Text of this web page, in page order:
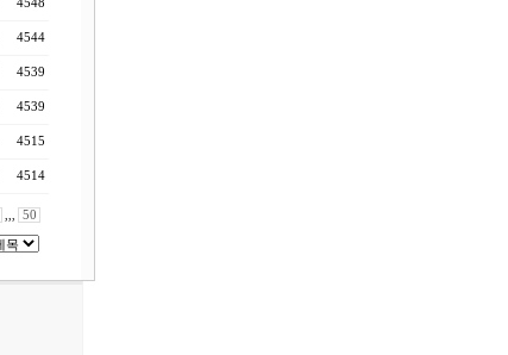
4548
4544
4539
4539
4515
4514
50